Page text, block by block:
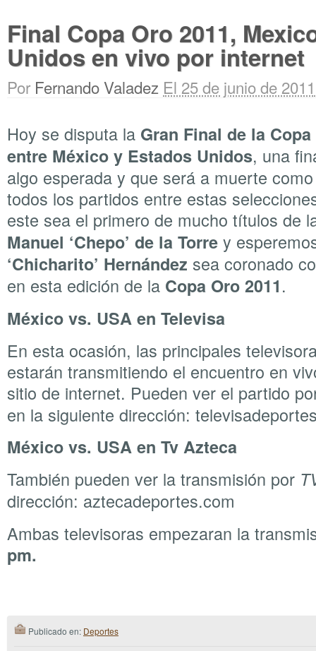
Final Copa Oro 2011,
Unidos en vivo por internet
Por Fernando Valadez El 25 de junio de 2011
Hoy se disputa la Gran Final de la Copa
entre México y Estados Unidos, una
algo esperada y que será a muerte como
todos los partidos entre estas
este sea el primero de mucho títulos de
Manuel ‘Chepo’ de la Torre y
‘Chicharito’ Hernández sea coronado
en esta edición de la Copa Oro 2011.
México vs. USA en Televisa
En esta ocasión, las principales
estarán transmitiendo el encuentro en
sitio de internet. Pueden ver el partido
en la siguiente dirección:
México vs. USA en Tv Azteca
También pueden ver la transmisión por
dirección: aztecadeportes.com
Ambas televisoras empezaran la
pm.
Publicado en: Deportes